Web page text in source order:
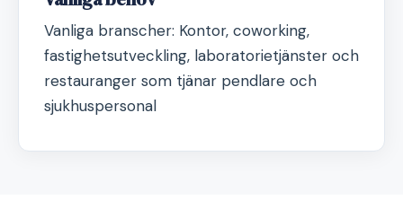
Vanliga branscher: Kontor, coworking,
fastighetsutveckling, laboratorietjänster och
restauranger som tjänar pendlare och
sjukhuspersonal